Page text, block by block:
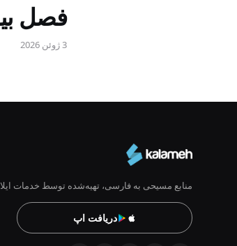
فصل
3 ژوئن 2026
منابع مسیحی به فارسی، تهیه‌شده توسط خدمات
دریافت اپ